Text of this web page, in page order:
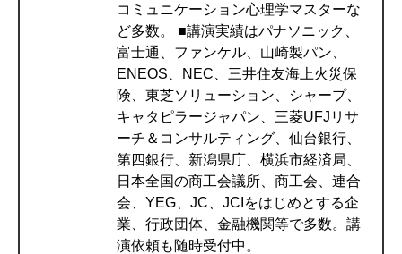
コミュニケーション心理学マスターな
ど多数。 ■講演実績はパナソニック、
富士通、ファンケル、山崎製パン、
ENEOS、NEC、三井住友海上火災保
険、東芝ソリューション、シャープ、
キャタピラージャパン、三菱UFJリサ
ーチ＆コンサルティング、仙台銀行、
第四銀行、新潟県庁、横浜市経済局、
日本全国の商工会議所、商工会、連合
会、YEG、JC、JCIをはじめとする企
業、行政団体、金融機関等で多数。講
演依頼も随時受付中。